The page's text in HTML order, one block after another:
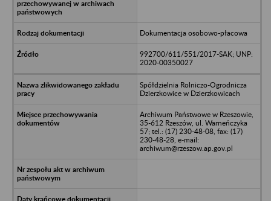
Dokumentacja osobowo-płacowa
992700/611/551/2017-SAK; UNP:
2020-00350027
Spółdzielnia Rolniczo-Ogrodnicza
Dzierzkowice w Dzierzkowicach
Archiwum Państwowe w Rzeszowie,
35-612 Rzeszów, ul. Warneńczyka
57; tel.: (17) 230-48-08, fax: (17)
230-48-28, e-mail:
archiwum@rzeszow.ap.gov.pl